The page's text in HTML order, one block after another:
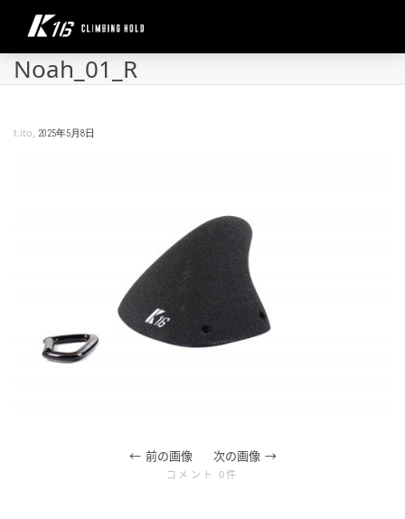
Noah_01_R
t.ito, 2025年5月8日
前の画像 次の画像
コメント 0件